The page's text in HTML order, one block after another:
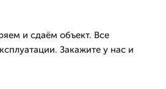
и сдаём объект. Все
Закажите у нас и